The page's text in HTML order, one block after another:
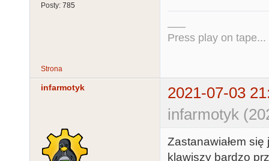
Posty: 785
Press play on tape...
Strona
infarmotyk
2021-07-03
infarmotyk
Zastanawiałem
klawiszy bardzo